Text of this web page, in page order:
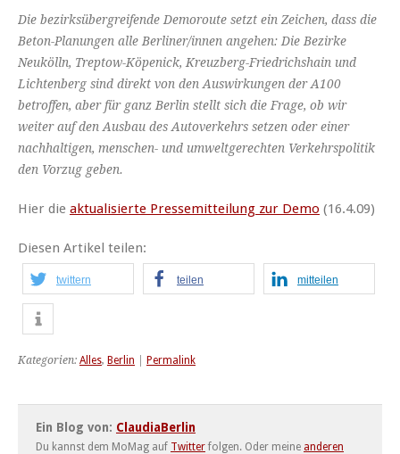
Die bezirksübergreifende Demoroute setzt ein Zeichen, dass die
Beton-Planungen alle Berliner/innen angehen: Die Bezirke
Neukölln, Treptow-Köpenick, Kreuzberg-Friedrichshain und
Lichtenberg sind direkt von den Auswirkungen der A100
betroffen, aber für ganz Berlin stellt sich die Frage, ob wir
weiter auf den Ausbau des Autoverkehrs setzen oder einer
nachhaltigen, menschen- und umweltgerechten Verkehrspolitik
den Vorzug geben.
Hier die aktualisierte Pressemitteilung zur Demo (16.4.09)
Diesen Artikel teilen:
twittern teilen mitteilen
Kategorien: Alles, Berlin Permalink
Ein Blog von: ClaudiaBerlin
Du kannst dem MoMag auf Twitter folgen. Oder meine anderen